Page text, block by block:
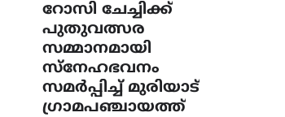
റോസി ചേച്ചിക്ക്
പുതുവത്സര
സമ്മാനമായി
സ്നേഹഭവനം
സമർപ്പിച്ച് മുരിയാട്
ഗ്രാമപഞ്ചായത്ത്